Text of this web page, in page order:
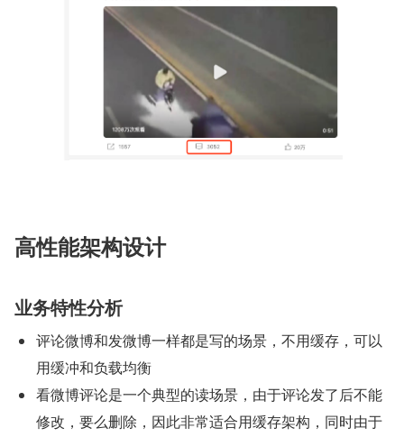
高性能架构设计
业务特性分析
评论微博和发微博一样都是写的场景，不用缓存，可以
用缓冲和负载均衡
看微博评论是一个典型的读场景，由于评论发了后不能
修改，要么删除，因此非常适合用缓存架构，同时由于